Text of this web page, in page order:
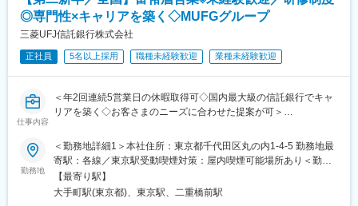
・レポート先：MD (日本人)
★書類選考通過時には、パーソル海外拠点の現地日本人コンサル
タントがしっかりとサポートいたしますので、安心してご応募く
■インドで働く魅力
急速なデジタル化を追い風に、経済面でも世界で最も急成長を続
日系企業が分布する都市の発展は著しく、「来てみたらインドの
印象がガラリと変わった！」という人も少なくありません。ま
た、日本と比べてキャッシュレス決済、配車サービス、フードデ
リバリーや宅配スーパーなどが発達しており、近年は日本食レス
トランの出店も増えていたりと生活の利便性が格段に向上してい
◎専門性×キャリアを築く◇MUFGグループ
三菱UFJ信託銀行株式会社
正社員 5名以上採用 職種未経験歓迎 業種未経験歓迎
仕事内容
＜年2回連続5営業日の休暇取得可◇国内最大級の信託銀行でキャ
リアを築く◇お客さまのニーズに合わせた提案が可＞
お客さまの資金に関する悩みに寄り添いながら、「資産運用のご
提案」「資産承継、相続」など様々なニーズに合わせて、総合的
なコンサルティングを実施。MUFGグループ全体のソリューショ
ンを活かしながら、お客さまの信頼できるパートナーとして関係
性を構築していただきます。
勤務地
＜勤務地詳細1＞本社住所：東京都千代田区丸の内1-4-5 勤務地最
寄駅：各線／東京駅受動喫煙対策：屋内喫煙可能場所あり＜勤務
地詳細2＞全国の拠点（海外含む）住所：東京都 受動喫煙対策：
敷地内全面禁煙変更の範囲：当社の全国の拠点（海外含む）
【最寄り駅】
大手町駅(東京都)、東京駅、二重橋前駅